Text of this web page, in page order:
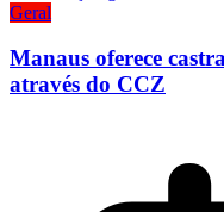
Geral
Manaus oferece
através do CCZ